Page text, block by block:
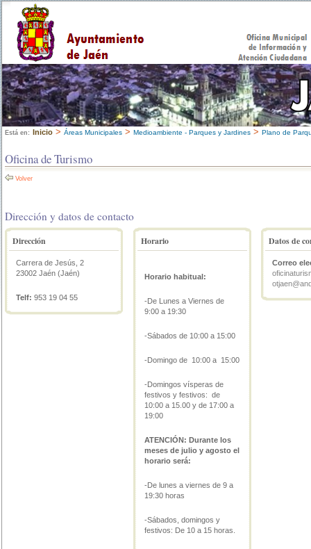
Está en: Inicio > Áreas Municipales > Medioambiente - Parques y Jardines > Plano de
Oficina de Turismo
Volver
Dirección y datos de contacto
Dirección
Carrera de Jesús, 2
23002 Jaén (Jaén)
Telf: 953 19 04 55
Horario
Horario habitual:
-De Lunes a Viernes de
9:00 a 19:30
-Sábados de 10:00 a 15:00
-Domingo de 10:00 a 15:00
-Domingos vísperas de
festivos y festivos: de
10:00 a 15.00 y de 17:00 a
19:00
ATENCIÓN: Durante los
meses de julio y agosto el
horario será:
-De lunes a viernes de 9 a
19:30 horas
-Sábados, domingos y
festivos: De 10 a 15 horas.
Datos de
Correo